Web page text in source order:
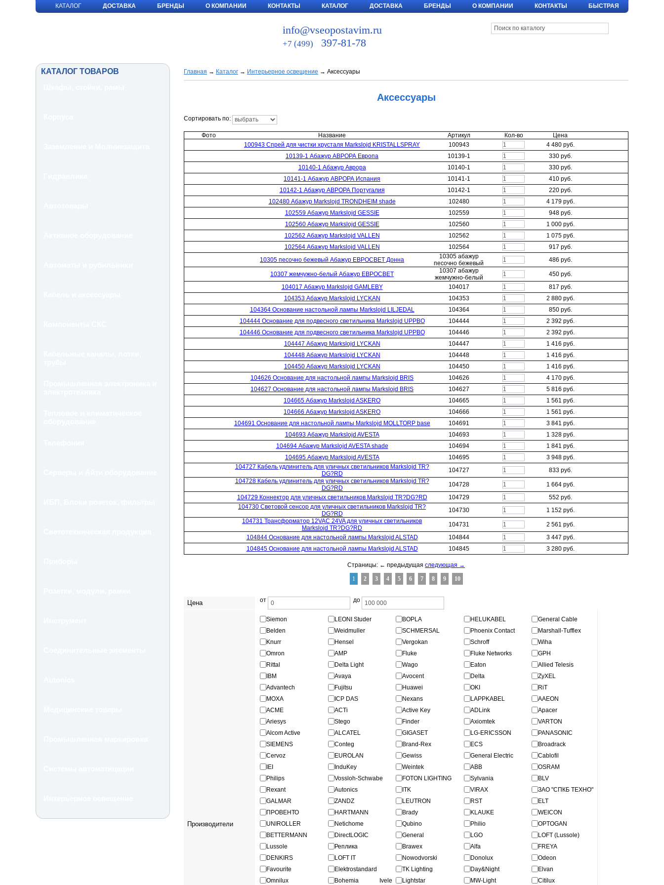
КАТАЛОГ ДОСТАВКА БРЕНДЫ О КОМПАНИИ КОНТАКТЫ КАТАЛОГ ДОСТАВКА БРЕНДЫ О КОМПАНИИ КОНТАКТЫ БЫСТРАЯ
info@vseopostavim.ru
+7 (499) 397-81-78
КАТАЛОГ ТОВАРОВ
Главная → Каталог → Интерьерное освещение → Аксессуары
Аксессуары
Сортировать по:
Фото Название Артикул Кол-во
Цена
100943 Спрей для чистки хрусталя Markslojd KRISTALLSPRAY
100943 4 480 руб.
10139-1 Абажур АВРОРА Европа 10139-1 330 руб.
10140-1 Абажур Аврора 10140-1 330 руб.
10141-1 Абажур АВРОРА Испания 10141-1 410 руб.
10142-1 Абажур АВРОРА Португалия 10142-1 220 руб.
102480 Абажур Markslojd TRONDHEIM shade 102480 4 179 руб.
102559 Абажур Markslojd GESSIE 102559 948 руб.
102560 Абажур Markslojd GESSIE 102560 1 000 руб.
102562 Абажур Markslojd VALLEN 102562 1 075 руб.
102564 Абажур Markslojd VALLEN 102564 917 руб.
10305 песочно бежевый Абажур ЕВРОСВЕТ Донна
10305 абажур
песочно бежевый
486 руб.
10307 жемчужно-белый Абажур ЕВРОСВЕТ
10307 абажур
жемчужно-белый
450 руб.
104017 Абажур Markslojd GAMLEBY 104017 817 руб.
104353 Абажур Markslojd LYCKAN 104353 2 880 руб.
104364 Основание настольной лампы Markslojd LILJEDAL 104364 850 руб.
104444 Основание для подвесного светильника Markslojd UPPBO 104444 2 392 руб.
104446 Основание для подвесного светильника Markslojd UPPBO 104446 2 392 руб.
104447 Абажур Markslojd LYCKAN 104447 1 416 руб.
104448 Абажур Markslojd LYCKAN 104448 1 416 руб.
104450 Абажур Markslojd LYCKAN 104450 1 416 руб.
104626 Основание для настольной лампы Markslojd BRIS 104626 4 170 руб.
104627 Основание для настольной лампы Markslojd BRIS 104627 5 816 руб.
104665 Абажур Markslojd ASKERO 104665 1 561 руб.
104666 Абажур Markslojd ASKERO 104666 1 561 руб.
104691 Основание для настольной лампы Markslojd MOLLTORP base 104691 3 841 руб.
104693 Абажур Markslojd AVESTA 104693 1 328 руб.
104694 Абажур Markslojd AVESTA shade 104694 1 841 руб.
104695 Абажур Markslojd AVESTA 104695 3 948 руб.
104727 Кабель удлинитель для уличных светильников Markslojd TR?
DG?RD
104727 833 руб.
104728 Кабель удлинитель для уличных светильников Markslojd TR?
DG?RD
104728 1 664 руб.
104729 Коннектор для уличных светильников Markslojd TR?DG?RD 104729 552 руб.
104730 Световой сенсор для уличных светильников Markslojd TR?
DG?RD
104730 1 152 руб.
104731 Трансформатор 12VAC 24VA для уличных светильников
Markslojd TR?DG?RD
104731 2 561 руб.
104844 Основание для настольной лампы Markslojd ALSTAD 104844 3 447 руб.
104845 Основание для настольной лампы Markslojd ALSTAD 104845 3 280 руб.
Страницы: ← предыдущая следующая →
1
2 3 4 5 6 7 8 9 10
Цена от до
Производители
Siemon LEONI Studer BOPLA HELUKABEL
General Cable
Belden
Weidmuller SCHMERSAL Phoenix Contact
Marshall-Tufflex
Knurr
Hensel Vergokan Schroff
Wiha
Omron
AMP Fluke Fluke Networks
GPH
Rittal
Delta Light Wago Eaton
Allied Telesis
IBM
Avaya Avocent Delta
ZyXEL
Advantech
Fujitsu Huawei OKI
RiT
MOXA
ICP DAS Nexans LAPPKABEL
AAEON
ACME
ACTi Active Key ADLink
Apacer
Ariesys
Stego Finder Axiomtek
VARTON
Alcom Active
ALCATEL GIGASET LG-ERICSSON
PANASONIC
SIEMENS
Conteg Brand-Rex ECS
Broadrack
Cervoz
EUROLAN Gewiss General Electric
Cablofil
IEI
InduKey Weintek АBB
OSRAM
Philips
Vossloh-Schwabe FOTON LIGHTING Sylvania
BLV
Rexant
Autonics ITK VIRAX
ЗАО "СПКБ ТЕХНО"
GALMAR
ZANDZ LEUTRON RST
ELT
ПРОВЕНТО
HARTMANN Brady KLAUKE
WEICON
UNIROLLER
Netichome Qubino Philio
OPTOGAN
BETTERMANN
DirectLOGIC General LGO
LOFT (Lussole)
Lussole
Реплика Brawex Alfa
FREYA
DENKIRS
LOFT IT Nowodvorski Donolux
Odeon
Favourite
Elektrostandard TK Lighting Day&Night
Elvan
Omnilux
Bohemia Ivele
Lightstar MW-Light Citilux